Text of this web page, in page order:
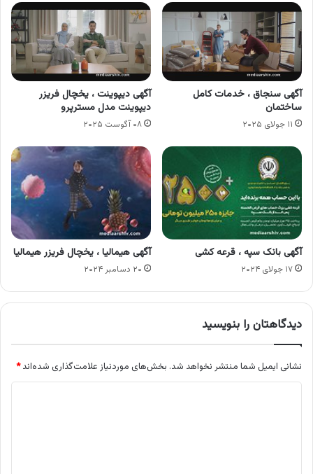
آگهی سنجاق ، خدمات کامل
ساختمان
۱۱ جولای ۲۰۲۵
آگهی دیپوینت ، یخچال فریزر
دیپوینت مدل مسترپرو
۰۸ آگوست ۲۰۲۵
آگهی بانک سپه ، قرعه کشی
۱۷ جولای ۲۰۲۴
آگهی هیمالیا ، یخچال فریزر هیمالیا
۲۰ دسامبر ۲۰۲۴
دیدگاهتان را بنویسید
نشانی ایمیل شما منتشر نخواهد شد. بخش‌های موردنیاز علامت‌گذاری شده‌اند*